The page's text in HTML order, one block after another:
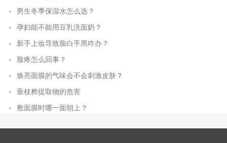
男生冬季保湿水怎么选？
孕妇能不能用豆乳洗面奶？
新手上妆导致脸白手黑咋办？
脸疼怎么回事？
焕亮面膜的气味会不会刺激皮肤？
垂枝桦提取物的危害
敷面膜时哪一面朝上？